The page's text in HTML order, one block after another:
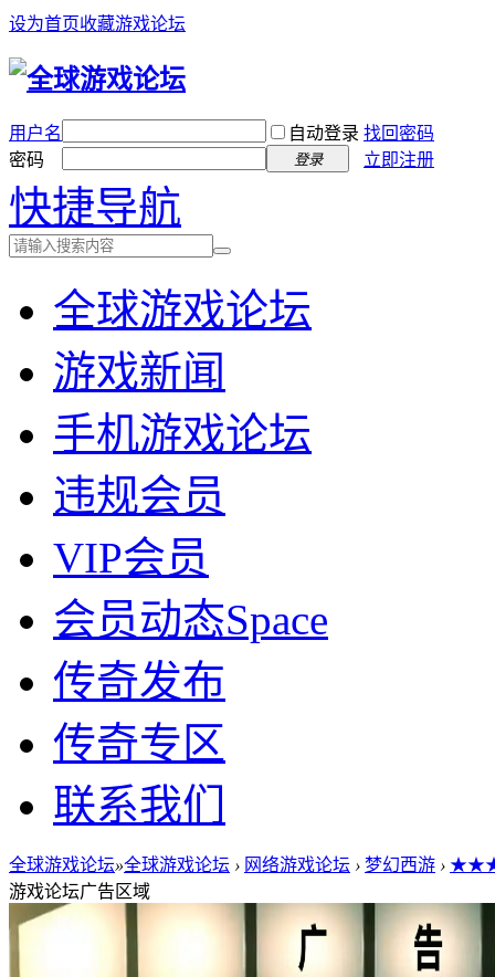
设为首页收藏游戏论坛
用户名 自动登录 找回密码
密码
登录 立即注册
快捷导航
全球游戏论坛
游戏新闻
手机游戏论坛
违规会员
VIP会员
会员动态Space
传奇发布
传奇专区
联系我们
全球游戏论坛»全球游戏论坛 › 网络游戏论坛 › 梦幻西游 ›
游戏论坛广告区域